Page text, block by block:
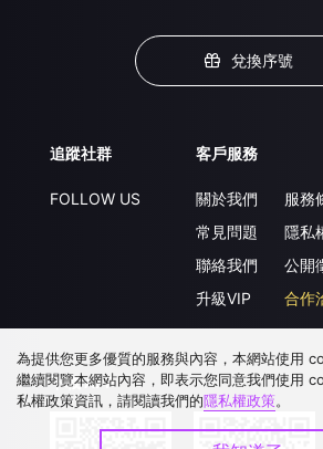
兌換序號
追蹤社群
FOLLOW US
客戶服務
關於我們
常見問題
聯絡我們
升級VIP
服務
隱私
公開
合作
下載 APP
為提供您更多優質的服務與內容，本網站使用
繼續閱覽本網站內容，即表示您同意我們使用
私權政策資訊，請閱讀我們的隱私權政策。